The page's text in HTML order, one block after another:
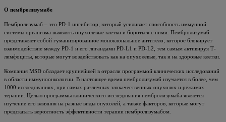
О пембролизумабе
Пембролизумаб – это PD-1 ингибитор, который усиливает способность иммунной
системы организма выявлять опухолевые клетки и бороться с ними. Пембролизумаб
представляет собой гуманизированное моноклональное антитело, которое блокирует
взаимодействие между PD-1 и его лигандами PD-L1 и PD-L2, тем самым активируя Т-
лимфоциты, которые могут воздействовать как на опухолевые, так и на здоровые клетки.
Компания MSD обладает крупнейшей в отрасли программой клинических исследований
в области иммуноонкологии. В настоящее время пембролизумаб изучается в более, чем
1000 исследованиях, при самых различных злокачественных опухолях и режимах
терапии. Целью программы клинического исследования пембролизумаба является
изучение его влияния на разные виды опухолей, а также факторов, которые могут
предсказать вероятность эффективности терапии пембролизумабом.